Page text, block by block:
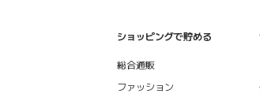
ショッピングで貯める
総合通販
ファッション